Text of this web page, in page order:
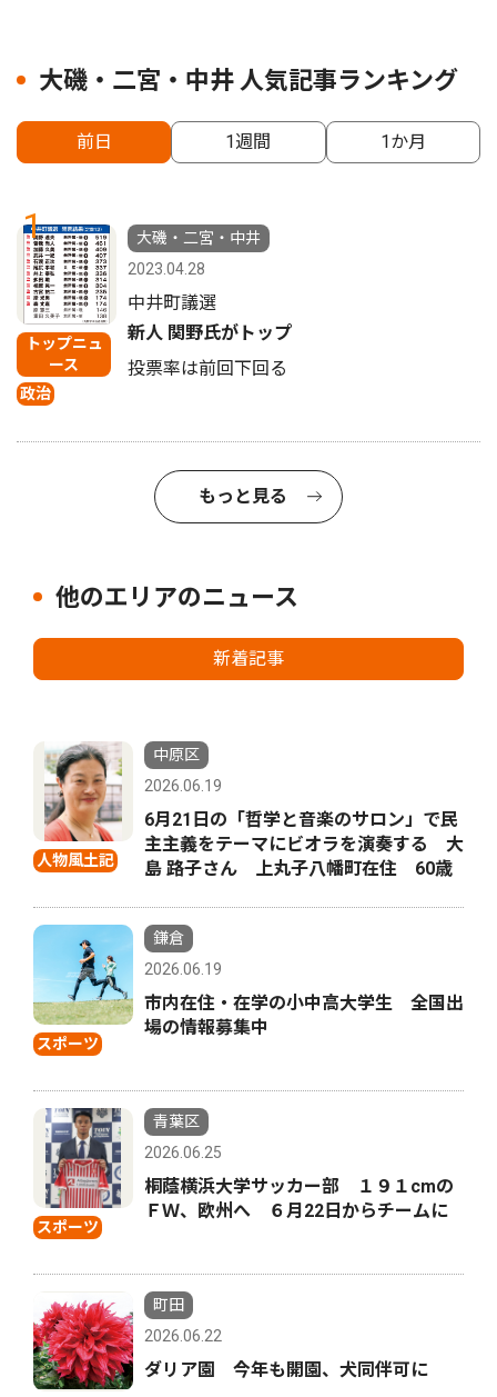
大磯・二宮・中井 人気記事ランキング
前日 1週間 1か月
1
トップニュ
ース
政治
大磯・二宮・中井
2023.04.28
中井町議選
新人 関野氏がトップ
投票率は前回下回る
もっと見る
他のエリアのニュース
新着記事
人物風土記
中原区
2026.06.19
6月21日の「哲学と音楽のサロン」で民
主主義をテーマにビオラを演奏する 大
島 路子さん 上丸子八幡町在住 60歳
スポーツ
鎌倉
2026.06.19
市内在住・在学の小中高大学生 全国出
場の情報募集中
スポーツ
青葉区
2026.06.25
桐蔭横浜大学サッカー部 １９１cmの
ＦＷ、欧州へ ６月22日からチームに
町田
2026.06.22
ダリア園 今年も開園、犬同伴可に